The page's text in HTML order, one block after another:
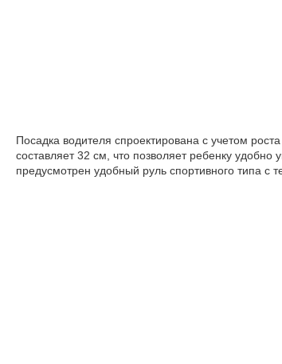
Посадка водителя спроектирована с учетом
составляет 32 см, что позволяет ребенку
предусмотрен удобный руль спортивного типа с